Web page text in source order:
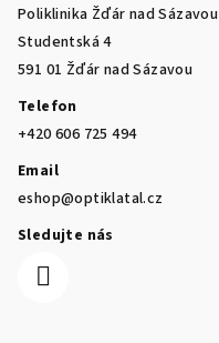
Poliklinika Žďár nad Sázavou
Studentská 4
591 01 Žďár nad Sázavou
Telefon
+420 606 725 494
Email
eshop@optiklatal.cz
Sledujte nás